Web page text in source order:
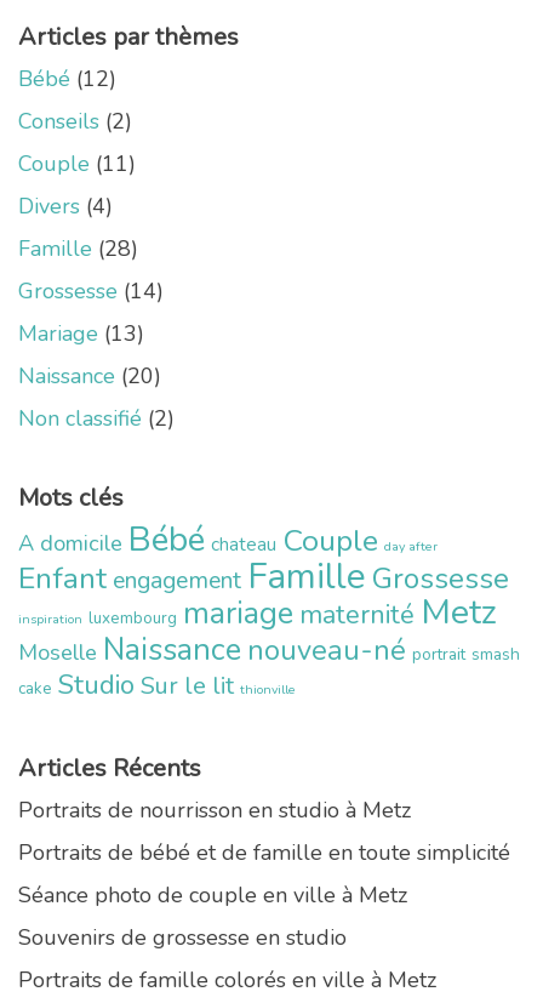
Articles par thèmes
Bébé (12)
Conseils (2)
Couple (11)
Divers (4)
Famille (28)
Grossesse (14)
Mariage (13)
Naissance (20)
Non classifié (2)
Mots clés
A domicile Bébé chateau Couple day after
Enfant engagement Famille Grossesse
inspiration luxembourg mariage maternité Metz
Moselle Naissance nouveau-né portrait smash
cake Studio Sur le lit thionville
Articles Récents
Portraits de nourrisson en studio à Metz
Portraits de bébé et de famille en toute simplicité
Séance photo de couple en ville à Metz
Souvenirs de grossesse en studio
Portraits de famille colorés en ville à Metz